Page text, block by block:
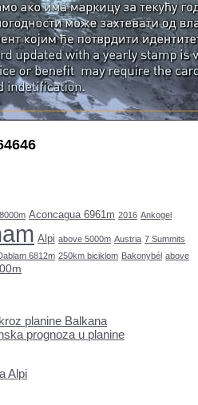
Aconcagua 6961m 2016 Ankogel
Alpi above 5000m Austria 7 Summits
6812m 250km biciklom Bakonybél above